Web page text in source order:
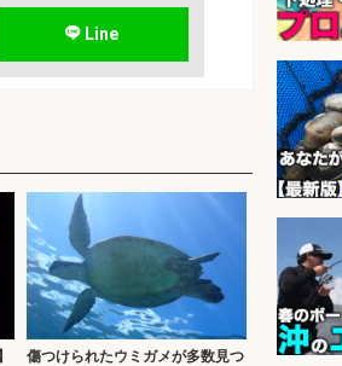
Line
傷つけられたウミガメが多数見つ